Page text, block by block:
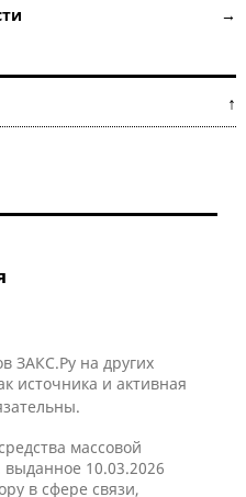
новости →
↑
ЗАКС.Ру на других
источника и активная
массовой
10.03.2026
в сфере связи,